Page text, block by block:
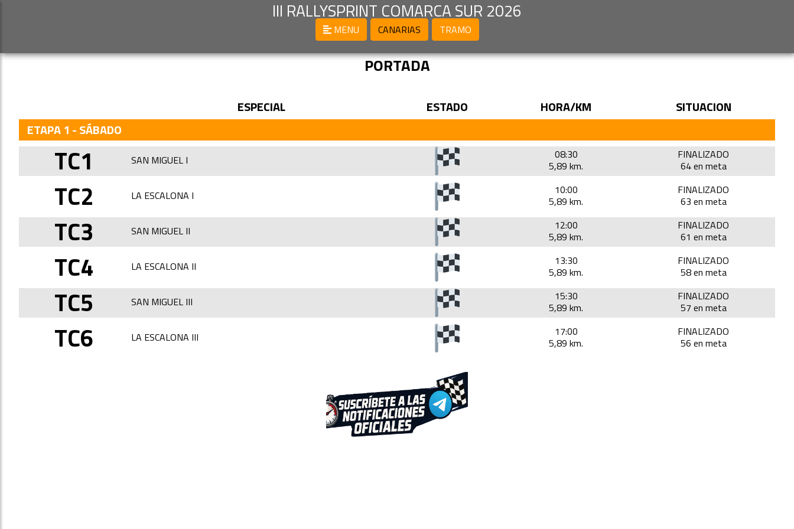
III RALLYSPRINT COMARCA SUR 2026
MENU CANARIAS TRAMO
PORTADA
ESPECIAL ESTADO HORA/KM
SITUACION
ETAPA 1 - SÁBADO
TC1 SAN MIGUEL I
08:30
5,89 km.
FINALIZADO
64 en meta
TC2 LA ESCALONA I
10:00
5,89 km.
FINALIZADO
63 en meta
TC3 SAN MIGUEL II
12:00
5,89 km.
FINALIZADO
61 en meta
TC4 LA ESCALONA II
13:30
5,89 km.
FINALIZADO
58 en meta
TC5 SAN MIGUEL III
15:30
5,89 km.
FINALIZADO
57 en meta
TC6 LA ESCALONA III
17:00
5,89 km.
FINALIZADO
56 en meta